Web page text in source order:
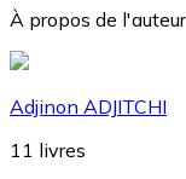
À propos de l'auteur
Adjinon ADJITCHI
11 livres